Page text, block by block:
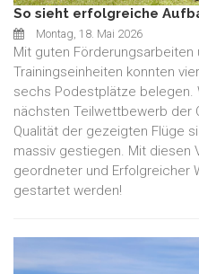
So sieht erfolgreiche
Montag, 18. Mai 2026
Mit guten
Trainingseinheiten konnten
sechs Podestplätze belegen.
nächsten Teilwettbewerb der
Qualität der gezeigten Flüge
massiv gestiegen. Mit diesen
geordneter und Erfolgreicher
gestartet werden!